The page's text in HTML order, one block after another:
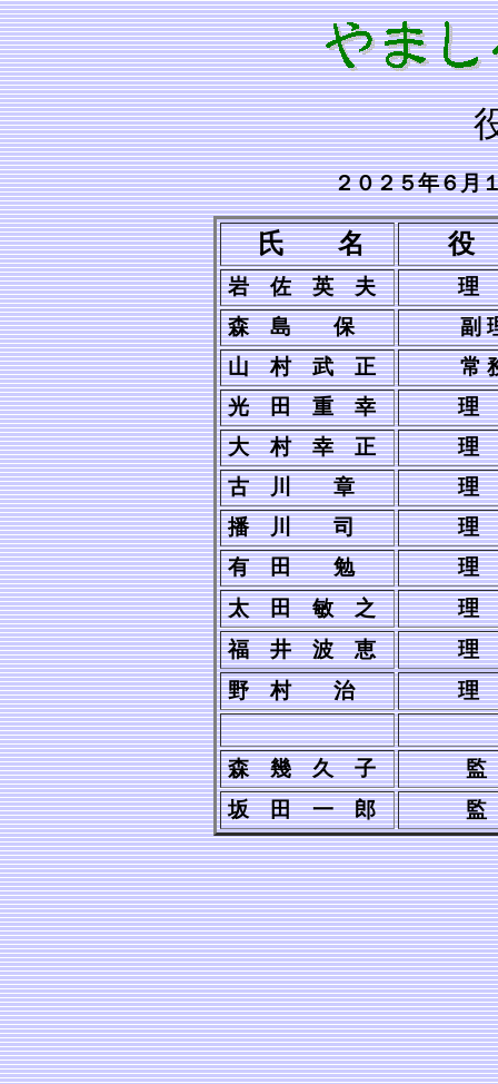
２０２５年６月
氏 名
岩 佐 英 夫
理
森 島 保
副
山 村 武 正
常
光 田 重 幸
大 村 幸 正
古 川 章
播 川 司
有 田 勉
太 田 敏 之
福 井 波 恵
野 村 治
森 幾 久 子
坂 田 一 郎